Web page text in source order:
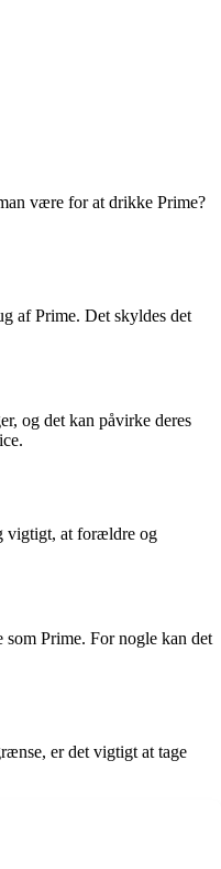
være for at drikke Prime?
af Prime. Det skyldes det
og det kan påvirke deres
vigtigt, at forældre og
Prime. For nogle kan det
er det vigtigt at tage